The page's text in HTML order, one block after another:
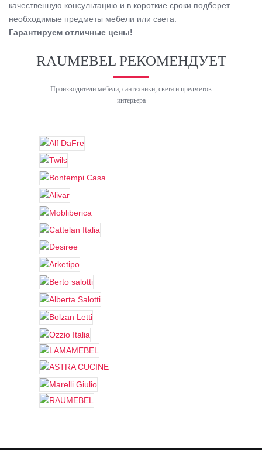
качественную консультацию и в короткие сроки подберет
необходимые предметы мебели или света.
Гарантируем отличные цены!
RAUMEBEL РЕКОМЕНДУЕТ
Производители мебели, сантехники, света и предметов
интерьера